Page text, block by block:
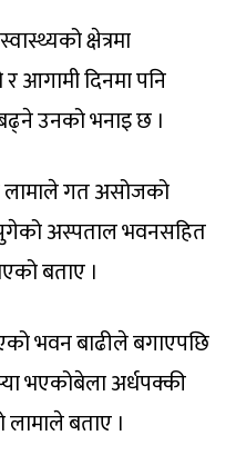
क्षेत्रमा
आगामी दिनमा पनि
उनको भनाइ छ ।
लामाले गत असोजको
अस्पताल भवनसहित
बताए ।
भवन बाढीले बगाएपछि
भएकोबेला अर्धपक्की
बताए ।